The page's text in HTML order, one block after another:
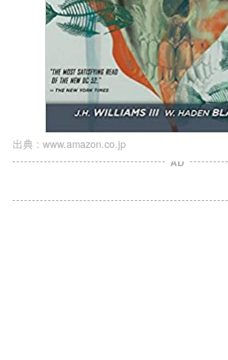
出典 : www.amazon.co.jp
AD